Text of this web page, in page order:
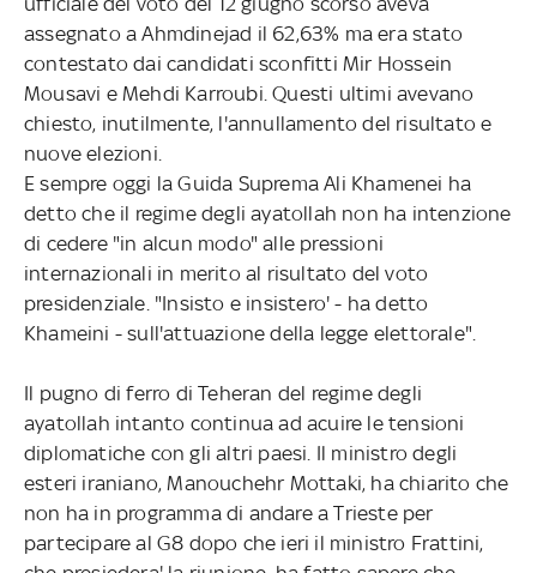
assegnato a Ahmdinejad il 62,63% ma era stato
contestato dai candidati sconfitti Mir Hossein
Mousavi e Mehdi Karroubi. Questi ultimi avevano
chiesto, inutilmente, l'annullamento del risultato e
nuove elezioni.
E sempre oggi la Guida Suprema Ali Khamenei ha
detto che il regime degli ayatollah non ha intenzione
di cedere "in alcun modo" alle pressioni
internazionali in merito al risultato del voto
presidenziale. "Insisto e insistero' - ha detto
Khameini - sull'attuazione della legge elettorale".
Il pugno di ferro di Teheran del regime degli
ayatollah intanto continua ad acuire le tensioni
diplomatiche con gli altri paesi. Il ministro degli
esteri iraniano, Manouchehr Mottaki, ha chiarito che
non ha in programma di andare a Trieste per
partecipare al G8 dopo che ieri il ministro Frattini,